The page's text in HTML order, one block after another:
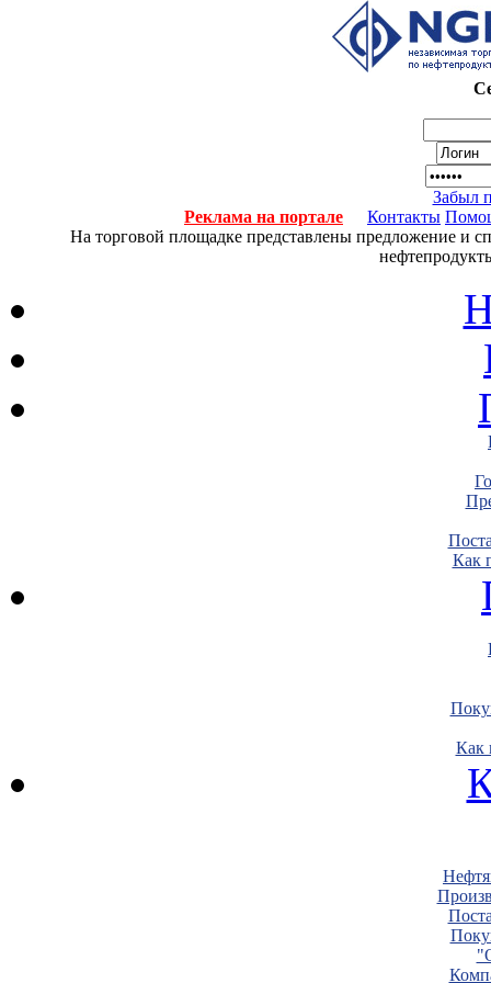
Забыл
Реклама на портале
Контакты
На торговой площадке представлены предложение и
Как
Как